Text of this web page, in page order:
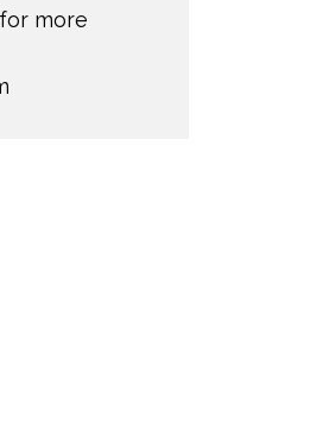
more